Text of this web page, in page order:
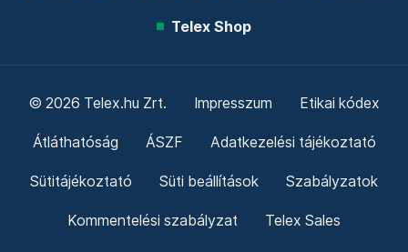
Telex Shop
© 2026 Telex.hu Zrt. Impresszum Etikai kódex
Átláthatóság ÁSZF Adatkezelési tájékoztató
Sütitájékoztató Süti beállítások Szabályzatok
Kommentelési szabályzat Telex Sales